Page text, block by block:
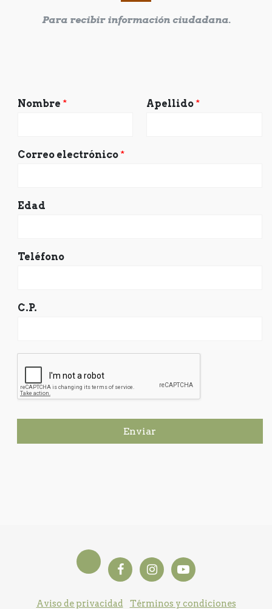
Para recibir información ciudadana.
Nombre * Apellido *
Correo electrónico *
Edad
Teléfono
C.P.
Enviar
Aviso de privacidad Términos y condiciones